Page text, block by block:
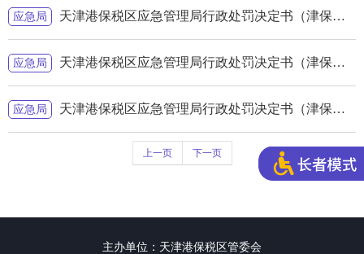
应急局 天津港保税区应急管理局行政处罚决定书（津保）应急罚[2024]k-44号
应急局 天津港保税区应急管理局行政处罚决定书（津保）应急罚[2024]k-43号
应急局 天津港保税区应急管理局行政处罚决定书（津保）应急罚[2024]k-42号
上一页 下一页
主办单位：天津港保税区管委会